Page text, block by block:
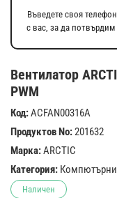
Вентилатор
PWM
Код:ACFAN00316A
Продуктов No:201632
Марка:ARCTIC
Категория:
Наличен
Въведете своя
с вас, за да